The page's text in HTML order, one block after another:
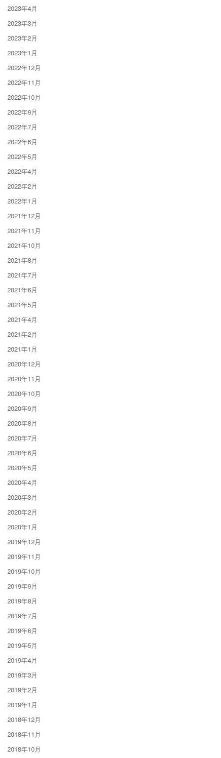
2023年4月
2023年3月
2023年2月
2023年1月
2022年12月
2022年11月
2022年10月
2022年9月
2022年7月
2022年6月
2022年5月
2022年4月
2022年2月
2022年1月
2021年12月
2021年11月
2021年10月
2021年8月
2021年7月
2021年6月
2021年5月
2021年4月
2021年2月
2021年1月
2020年12月
2020年11月
2020年10月
2020年9月
2020年8月
2020年7月
2020年6月
2020年5月
2020年4月
2020年3月
2020年2月
2020年1月
2019年12月
2019年11月
2019年10月
2019年9月
2019年8月
2019年7月
2019年6月
2019年5月
2019年4月
2019年3月
2019年2月
2019年1月
2018年12月
2018年11月
2018年10月